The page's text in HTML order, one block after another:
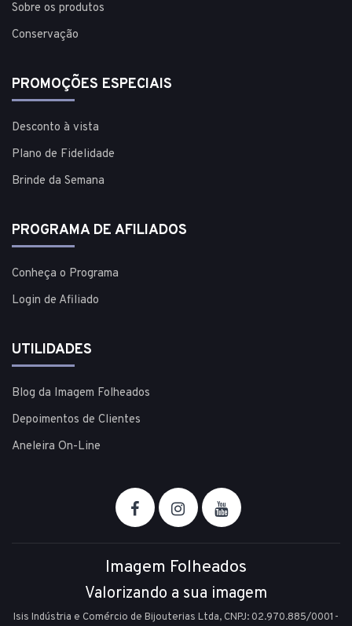
Sobre os produtos
Conservação
PROMOÇÕES ESPECIAIS
Desconto à vista
Plano de Fidelidade
Brinde da Semana
PROGRAMA DE AFILIADOS
Conheça o Programa
Login de Afiliado
UTILIDADES
Blog da Imagem Folheados
Depoimentos de Clientes
Aneleira On-Line
Imagem Folheados
Valorizando a sua imagem
Isis Indústria e Comércio de Bijouterias Ltda, CNPJ: 02.970.885/0001-